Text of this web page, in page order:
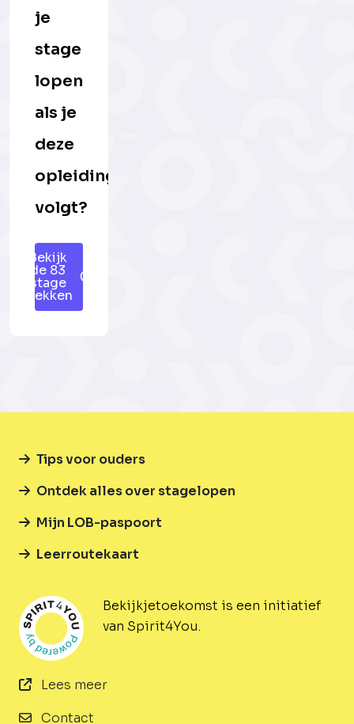
je
stage
lopen
als je
deze
opleiding
volgt?
Bekijk
de 83
stage
plekken
Bekijkjetoekomst is een initiatief
van Spirit4You.
Lees meer
Contact
Tips voor ouders
Ontdek alles over stagelopen
Mijn LOB-paspoort
Leerroutekaart